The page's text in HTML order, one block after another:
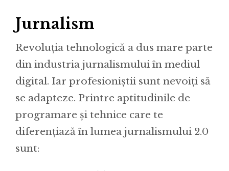
Jurnalism
Revoluția tehnologică a dus mare parte
din industria jurnalismului în mediul
digital. Iar profesioniștii sunt nevoiți să
se adapteze. Printre aptitudinile de
programare și tehnice care te
diferențiază în lumea jurnalismului 2.0
sunt: